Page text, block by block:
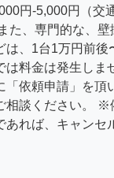
円-5,000円（交
た、専門的な、
は、1台1万円前
は料金は発生しま
「依頼申請」を頂
相談ください。
あれば、キャンセ